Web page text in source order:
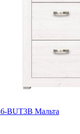
BUT3B Мальта